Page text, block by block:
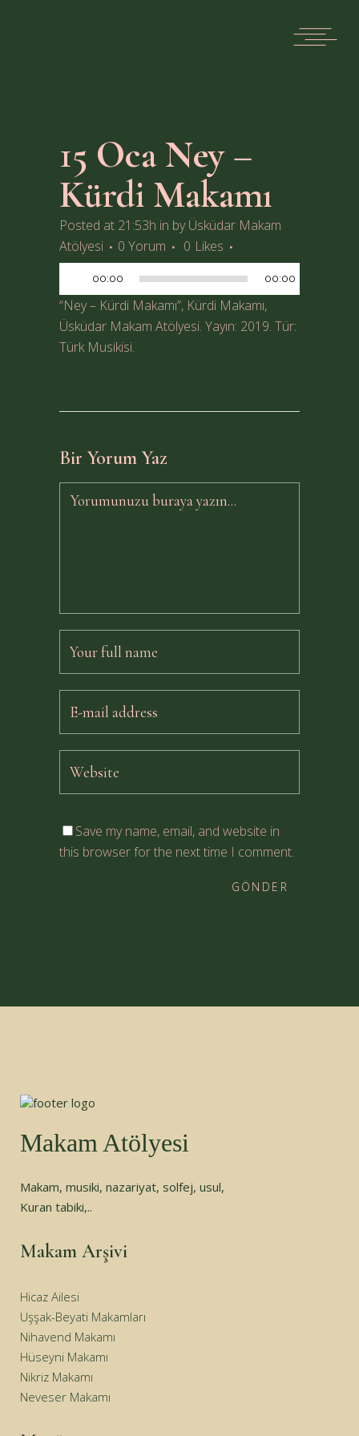
15 OcaNey –
Kürdi Makamı
Posted at 21:53h in byÜsküdar Makam
Atölyesi
0 Yorum 0 Likes
00:00 00:00
“Ney – Kürdi Makamı”, Kürdi Makamı,
Üsküdar Makam Atölyesi. Yayın: 2019. Tür:
Türk Musikisi.
Bir Yorum Yaz
Save my name, email, and website in
this browser for the next time I comment.
Makam Atölyesi
Makam, musiki, nazariyat, solfej, usul,
Kuran tabiki,..
Makam Arşivi
Hicaz Ailesi
Uşşak-Beyati Makamları
Nihavend Makamı
Hüseyni Makamı
Nikriz Makamı
Neveser Makamı